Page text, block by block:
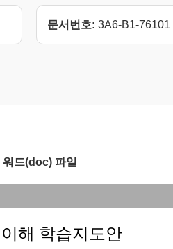
문서번호: 3A6-B1-76101
워드(doc) 파일
해 학습지도안